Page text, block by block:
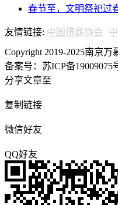
春节至，文明祭祀过
友情链接: 中国殡葬协会
Copyright 2019-2025南京
备案号：苏ICP备19009075
分享文章至
复制链接
微信好友
QQ好友